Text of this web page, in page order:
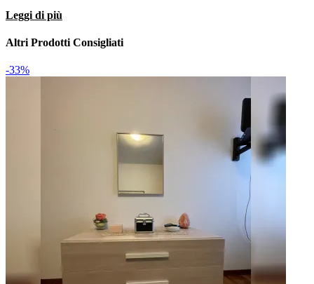
grande impatto estetico, capace di ultimare lo stile del locale
riporre oggettistica d'uso quotidiano nonché tipicamente
Leggi di più
Altri Prodotti Consigliati
-33%